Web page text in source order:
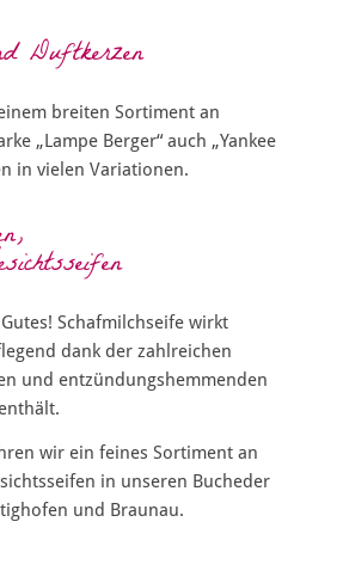
Duftkerzen
breiten Sortiment an
„Lampe Berger“ auch „Yankee
in vielen Variationen.
Schafmilchseife wirkt
dank der zahlreichen
und entzündungshemmenden
wir ein feines Sortiment an
in unseren Bucheder
und Braunau.